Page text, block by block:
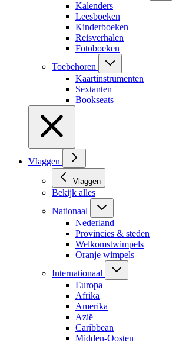
Kalenders
Leesboeken
Kinderboeken
Reisverhalen
Fotoboeken
Toebehoren
Kaartinstrumenten
Sextanten
Bookseats
Vlaggen
Vlaggen
Bekijk alles
Nationaal
Nederland
Provincies & steden
Welkomstwimpels
Oranje wimpels
Internationaal
Europa
Afrika
Amerika
Azië
Caribbean
Midden-Oosten